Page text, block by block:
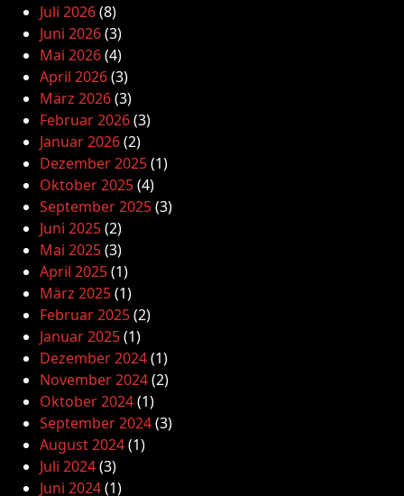
Juli 2026(8)
Juni 2026(3)
Mai 2026(4)
April 2026(3)
März 2026(3)
Februar 2026(3)
Januar 2026(2)
Dezember 2025(1)
Oktober 2025(4)
September 2025(3)
Juni 2025(2)
Mai 2025(3)
April 2025(1)
März 2025(1)
Februar 2025(2)
Januar 2025(1)
Dezember 2024(1)
November 2024(2)
Oktober 2024(1)
September 2024(3)
August 2024(1)
Juli 2024(3)
Juni 2024(1)